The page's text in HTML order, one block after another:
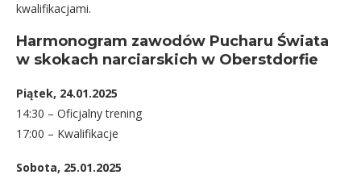
kwalifikacjami.
Harmonogram zawodów Pucharu Świata
w skokach narciarskich w Oberstdorfie
Piątek, 24.01.2025
14:30 – Oficjalny trening
17:00 – Kwalifikacje
Sobota, 25.01.2025